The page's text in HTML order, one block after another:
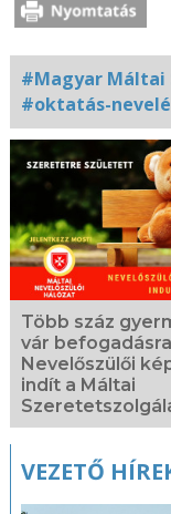
#Magyar
#oktatás-
Kapcsolódó
fotógaléria
Több száz
vár
Nevelőszülői
indít a Máltai
VEZETŐ